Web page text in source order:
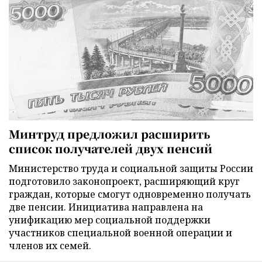
Минтруд предложил расширить
список получателей двух пенсий
Министерство труда и социальной защиты России
подготовило законопроект, расширяющий круг
граждан, которые смогут одновременно получать
две пенсии. Инициатива направлена на
унификацию мер социальной поддержки
участников специальной военной операции и
членов их семей.